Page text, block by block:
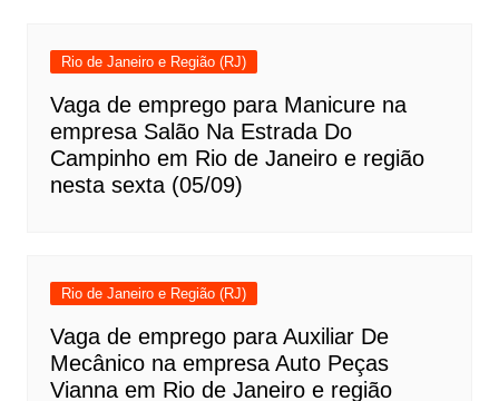
Rio de Janeiro e Região (RJ)
Vaga de emprego para Manicure na
empresa Salão Na Estrada Do
Campinho em Rio de Janeiro e região
nesta sexta (05/09)
Rio de Janeiro e Região (RJ)
Vaga de emprego para Auxiliar De
Mecânico na empresa Auto Peças
Vianna em Rio de Janeiro e região